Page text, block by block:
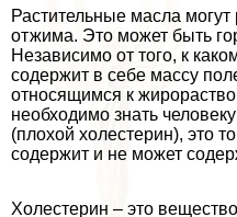
Растительные масла
отжима. Это может быть
Независимо от того, к
содержит в себе массу
относящимся к
необходимо знать
(плохой холестерин), это
содержит и не может
Холестерин – это